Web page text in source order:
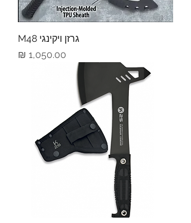
גרזן ויקינגי M48
מחיר